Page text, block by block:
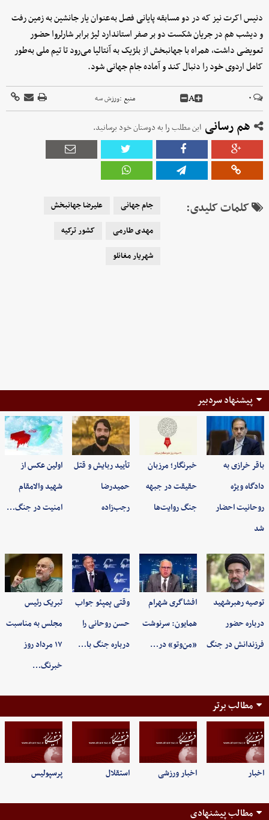
دنیس اکرت نیز که در دو مسابقه پایانی فصل به‌عنوان یار جانشین به زمین رفت
و دیشب هم در جریان شکست دو بر صفر استاندارد لیژ برابر شارلروا حضور
تعویضی داشت، همراه با جهانبخش از بلژیک به آنتالیا می‌رود تا تیم ملی به‌طور
کامل اردوی خود را دنبال کند و آماده جام جهانی شود.
۰ A منبع :ورزش سه
هم رسانی این مطلب را به دوستان خود برسانید.
کلمات کلیدی: جام جهانی
علیرضا جهانبخش
مهدی طارمی
کشور ترکیه
شهریار مغانلو
پیشنهاد سردبیر
باقر خرازی به
دادگاه ویژه
روحانیت احضار
شد
خبرنگار؛ مرزبان
حقیقت در جبهه
جنگ روایت‌ها
تأیید ربایش و قتل
حمیدرضا
رجب‌زاده
اولین عکس از
شهید والامقام
امنیت در جنگ…
توصیه رهبرشهید
درباره حضور
فرزندانش در جنگ
افشاگری شهرام
همایون: سرنوشت
«من‌وتو» در…
وقتی پمپئو جواب
حسن روحانی را
درباره جنگ با…
تبریک رئیس
مجلس به مناسبت
۱۷ مرداد روز
خبرنگ…
مطالب برتر
اخبار اخبار ورزشی استقلال پرسپولیس
مطالب پیشنهادی